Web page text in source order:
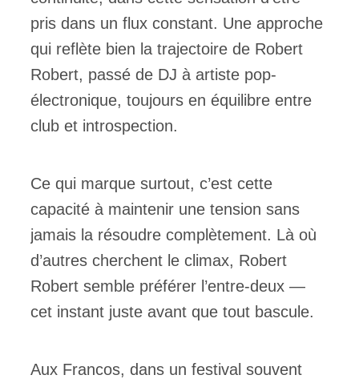
pris dans un flux constant. Une approche
qui reflète bien la trajectoire de Robert
Robert, passé de DJ à artiste pop-
électronique, toujours en équilibre entre
club et introspection.
Ce qui marque surtout, c’est cette
capacité à maintenir une tension sans
jamais la résoudre complètement. Là où
d’autres cherchent le climax, Robert
Robert semble préférer l’entre-deux —
cet instant juste avant que tout bascule.
Aux Francos, dans un festival souvent